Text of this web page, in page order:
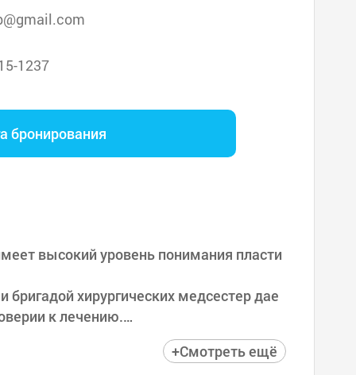
1237
бронирования
высокий уровень понимания пласти
хирургических медсестер дае
к лечению.
системой, включающей консуль
+Смотреть ещё